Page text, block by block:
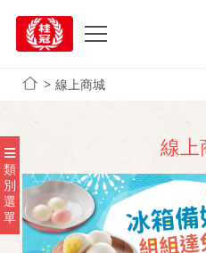
線上商城
類
別
選
單
線上